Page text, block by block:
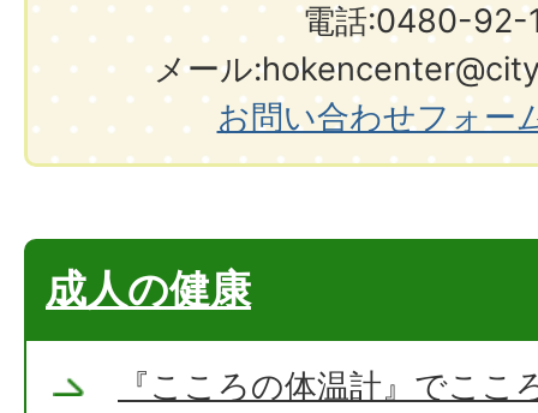
電話:0480-92-
メール
お問い合わせフォー
成人の健康
『こころの体温計』でこ